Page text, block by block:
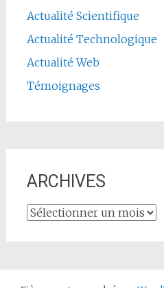
Actualité Scientifique
Actualité Technologique
Actualité Web
Témoignages
ARCHIVES
ARCHIVES